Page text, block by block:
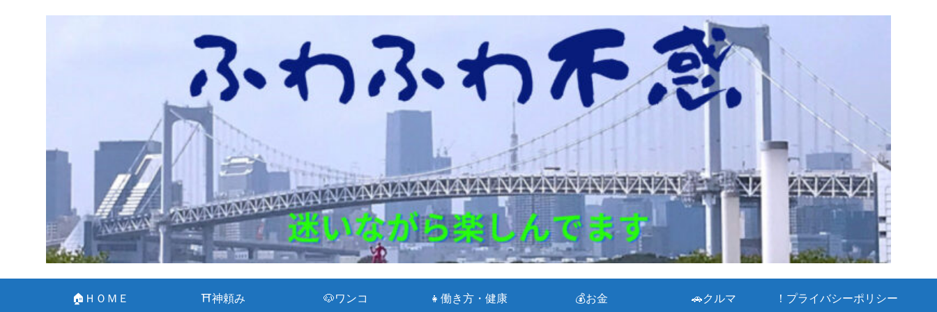
🏠ＨＯＭＥ ⛩神頼み 🐶ワンコ 👧働き方・健康 💰お金 🚗クルマ ！プライバシーポリシー